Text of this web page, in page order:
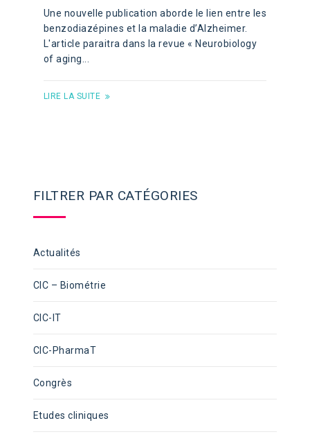
Une nouvelle publication aborde le lien entre les
benzodiazépines et la maladie d’Alzheimer.
L'article paraitra dans la revue « Neurobiology
of aging...
LIRE LA SUITE
FILTRER PAR CATÉGORIES
Actualités
CIC – Biométrie
CIC-IT
CIC-PharmaT
Congrès
Etudes cliniques